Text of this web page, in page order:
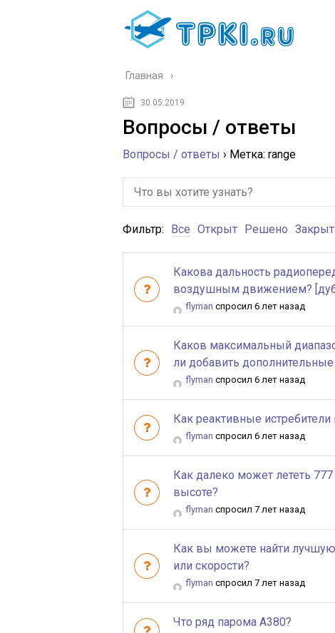
Главная
30.05.2019
Вопросы / ответы
Вопросы / ответы › Метка: range
Фильтр: Все Открыт Решено Закрыт
Какова дальность
воздушным движением?
flyman спросил 6 лет назад
Каков максимальный
ли добавить
flyman спросил 6 лет назад
Как реактивные
flyman спросил 6 лет назад
Как далеко может лететь
высоте?
flyman спросил 7 лет назад
Как вы можете найти
или скорости?
flyman спросил 7 лет назад
Что ряд парома A380?